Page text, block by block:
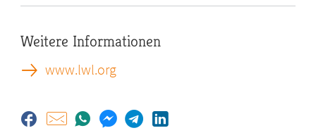
Weitere Informationen
www.lwl.org